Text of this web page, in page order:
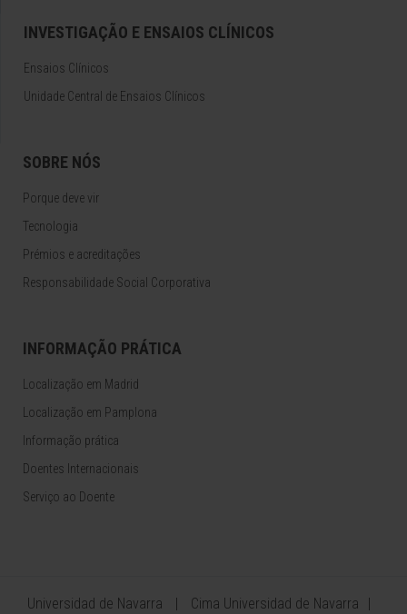
INVESTIGAÇÃO E ENSAIOS CLÍNICOS
Ensaios Clínicos
Unidade Central de Ensaios Clínicos
SOBRE NÓS
Porque deve vir
Tecnologia
Prémios e acreditações
Responsabilidade Social Corporativa
INFORMAÇÃO PRÁTICA
Localização em Madrid
Localização em Pamplona
Informação prática
Doentes Internacionais
Serviço ao Doente
Universidad de Navarra
Cima Universidad de Navarra